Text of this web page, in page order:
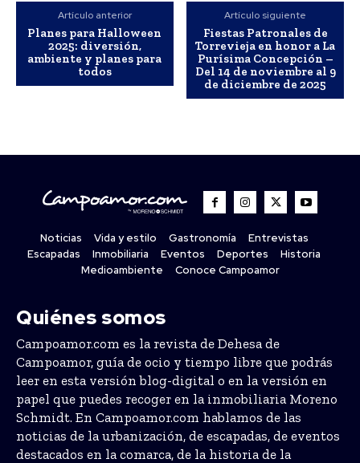
Artículo anterior
Planes para Halloween
2025: diversión,
ambiente y planes para
todos
Artículo siguiente
Fiestas Patronales de
Torrevieja en honor a La
Purísima Concepción –
Del 14 de noviembre al 9
de diciembre de 2025
Noticias Vida y estilo Gastronomía
Entrevistas
Escapadas
Inmobiliaria Eventos Deportes
Historia
Medioambiente
Conoce Campoamor
Quiénes somos
Campoamor.com es la revista de Dehesa de
Campoamor, guía de ocio y tiempo libre que podrás
leer en esta versión blog-digital o en la versión en
papel que puedes recoger en la inmobiliaria Moreno
Schmidt. En Campoamor.com hablamos de las
noticias de la urbanización, de escapadas, de eventos
destacados en la comarca, de la historia de la